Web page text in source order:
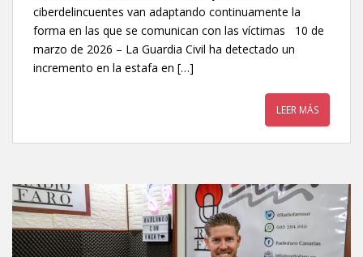
ciberdelincuentes van adaptando continuamente la
forma en las que se comunican con las víctimas 10 de
marzo de 2026 – La Guardia Civil ha detectado un
incremento en la estafa en […]
LEER MÁS